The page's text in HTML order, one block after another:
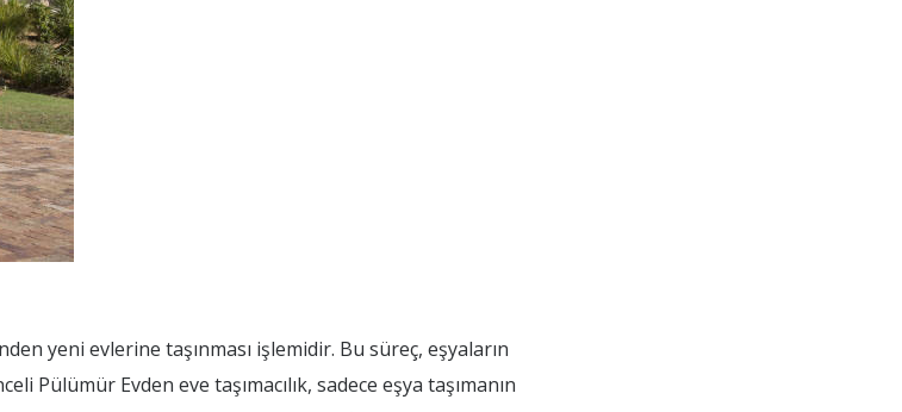
yeni evlerine taşınması işlemidir. Bu süreç, eşyaların
Pülümür Evden eve taşımacılık, sadece eşya taşımanın